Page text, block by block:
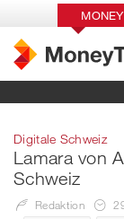
MONEY
Digitale Schweiz
Lamara von
Schweiz
Redaktion